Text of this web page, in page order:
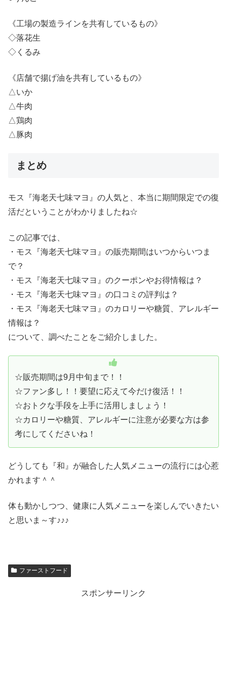
《工場の製造ラインを共有しているもの》
◇落花生
◇くるみ
《店舗で揚げ油を共有しているもの》
△いか
△牛肉
△鶏肉
△豚肉
まとめ
モス『海老天七味マヨ』の人気と、本当に期間限定での復
活だということがわかりましたね☆
この記事では、
・モス『海老天七味マヨ』の販売期間はいつからいつま
で？
・モス『海老天七味マヨ』のクーポンやお得情報は？
・モス『海老天七味マヨ』の口コミの評判は？
・モス『海老天七味マヨ』のカロリーや糖質、アレルギー
情報は？
について、調べたことをご紹介しました。
☆販売期間は9月中旬まで！！
☆ファン多し！！要望に応えて今だけ復活！！
☆おトクな手段を上手に活用しましょう！
☆カロリーや糖質、アレルギーに注意が必要な方は参
考にしてくださいね！
どうしても『和』が融合した人気メニューの流行には心惹
かれます＾＾
体も動かしつつ、健康に人気メニューを楽しんでいきたい
と思いま～す♪♪♪
ファーストフード
スポンサーリンク